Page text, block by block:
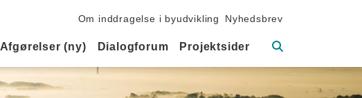
Sekundær navigation
Om inddragelse i byudvikling Nyhedsbrev
Afgørelser (ny) Dialogforum Projektsider